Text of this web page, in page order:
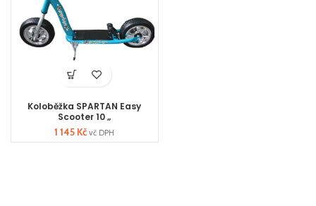
Koloběžka SPARTAN Easy
Scooter 10 „
1 145 Kč vč DPH